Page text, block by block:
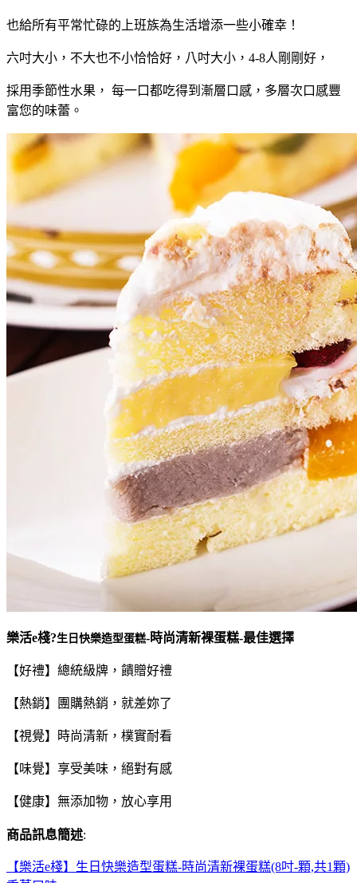
也給所有平常忙碌的上班族為生活增添一些小確幸！
六吋大小，不大也不小恰恰好，八吋大小，4-8人剛剛好，
採用季節性水果， 每一口都吃得到漸層口感，多層次口感豐
富您的味蕾。
樂活e棧?生日快樂造型蛋糕-時尚清新裸蛋糕-最佳選擇
【好禮】總統級牌，饋贈好禮
【熱銷】團購熱銷，就差妳了
【視覺】時尚清新，樸實耐看
【味覺】享受美味，絕對有感
【健康】無添加物，放心享用
商品訊息簡述:
【樂活e棧】生日快樂造型蛋糕-時尚清新裸蛋糕(8吋-顆,共1顆)